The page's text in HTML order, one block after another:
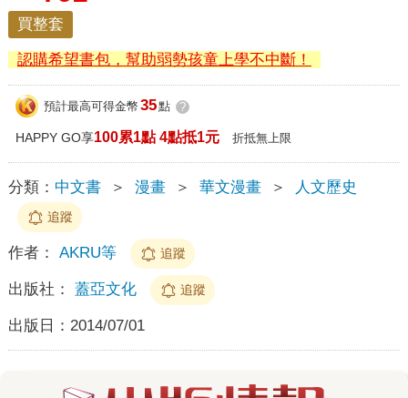
買整套
認購希望書包，幫助弱勢孩童上學不中斷！
預計最高可得金幣 35點 ?
HAPPY GO享100累1點 4點抵1元 折抵無上限
分類： 中文書 ＞ 漫畫 ＞ 華文漫畫 ＞ 人文歷史
追蹤
作者： AKRU等 追蹤
出版社： 蓋亞文化 追蹤
出版日： 2014/07/01